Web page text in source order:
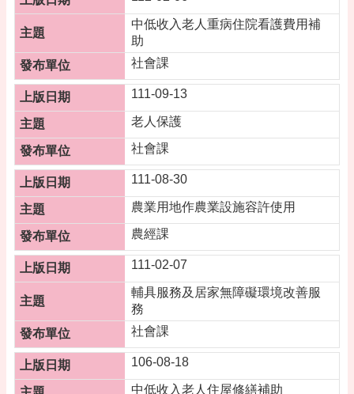
專
回
首
網
站
導
覽
市
政
信
箱
常
見
答
園
中低收入老人重病住院看護費用補
助
社會課
111-09-13
老人保護
社會課
111-08-30
農業用地作農業設施容許使用
農經課
111-02-07
輔具服務及居家無障礙環境改善服
務
社會課
106-08-18
中低收入老人住屋修繕補助